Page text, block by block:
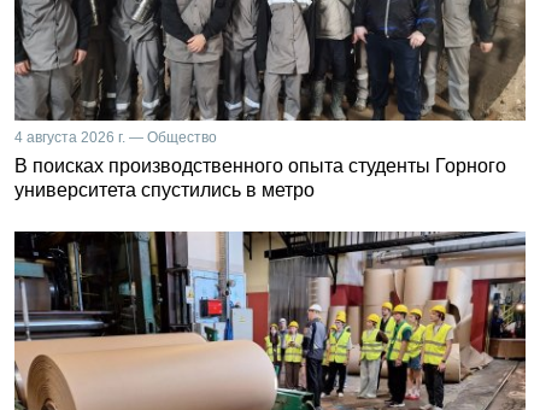
4 августа 2026 г. — Общество
В поисках производственного опыта студенты Горного
университета спустились в метро